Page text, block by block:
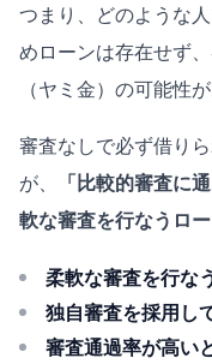
つまり、どのような
めローンは存在せず
（ヤミ金）の可能性
審査なしで必ず借り
が、
「比較的審査に
軟な審査を行なうロ
柔軟な審査を行な
独自審査を採用し
審査通過率が高い